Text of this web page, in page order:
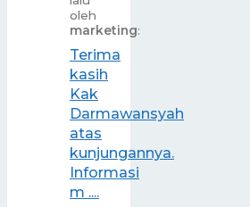
oleh
marketing:
Terima
kasih
Kak
Darmawansyah
atas
kunjungannya.
Informasi
m ....